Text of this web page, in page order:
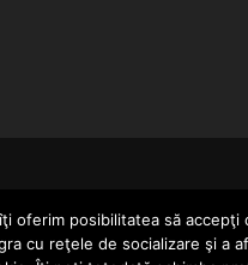
posibilitatea să
cu reţele de socializare şi a